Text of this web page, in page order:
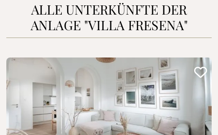
ALLE UNTERKÜNFTE DER
ANLAGE "VILLA FRESENA"